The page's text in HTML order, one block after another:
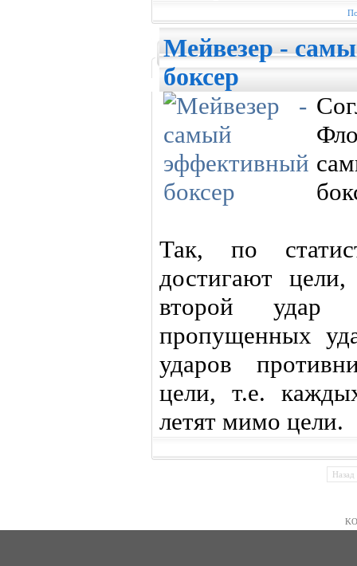
Мейвезер -
боксер
Так, по
достигают
второй удар
пропущенных
ударов
цели, т.е.
летят мимо цели.
Назад